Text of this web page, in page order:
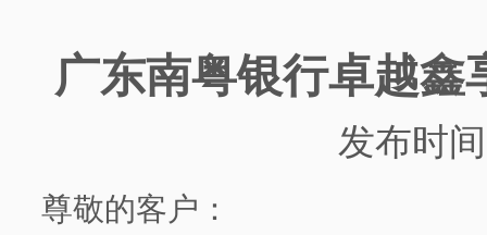
广东南粤银行卓越鑫
发布时
尊敬的客户：